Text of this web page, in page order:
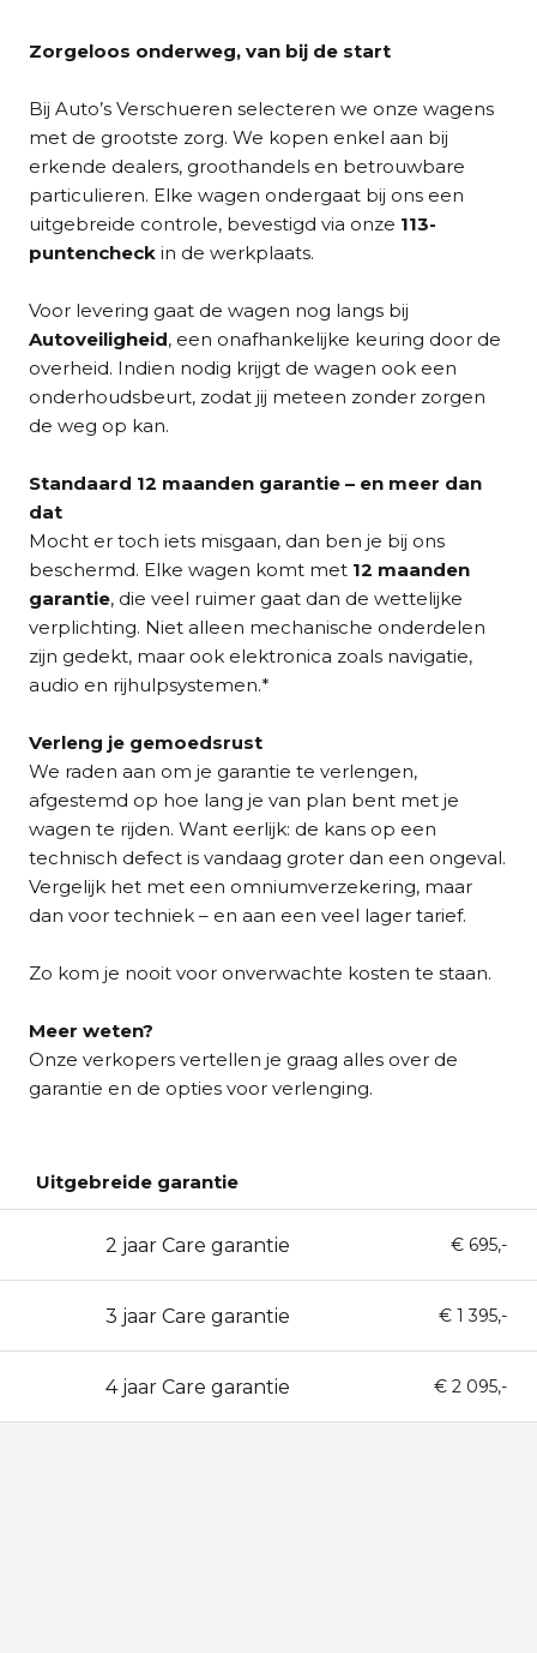
Zorgeloos onderweg, van bij de start
Bij Auto’s Verschueren selecteren we onze wagens
met de grootste zorg. We kopen enkel aan bij
erkende dealers, groothandels en betrouwbare
particulieren. Elke wagen ondergaat bij ons een
uitgebreide controle, bevestigd via onze 113-
puntencheck in de werkplaats.
Voor levering gaat de wagen nog langs bij
Autoveiligheid, een onafhankelijke keuring door de
overheid. Indien nodig krijgt de wagen ook een
onderhoudsbeurt, zodat jij meteen zonder zorgen
de weg op kan.
Standaard 12 maanden garantie – en meer dan
dat
Mocht er toch iets misgaan, dan ben je bij ons
beschermd. Elke wagen komt met 12 maanden
garantie, die veel ruimer gaat dan de wettelijke
verplichting. Niet alleen mechanische onderdelen
zijn gedekt, maar ook elektronica zoals navigatie,
audio en rijhulpsystemen.*
Verleng je gemoedsrust
We raden aan om je garantie te verlengen,
afgestemd op hoe lang je van plan bent met je
wagen te rijden. Want eerlijk: de kans op een
technisch defect is vandaag groter dan een ongeval.
Vergelijk het met een omniumverzekering, maar
dan voor techniek – en aan een veel lager tarief.
Zo kom je nooit voor onverwachte kosten te staan.
Meer weten?
Onze verkopers vertellen je graag alles over de
garantie en de opties voor verlenging.
Uitgebreide garantie
2 jaar Care garantie € 695,-
3 jaar Care garantie € 1 395,-
4 jaar Care garantie € 2 095,-